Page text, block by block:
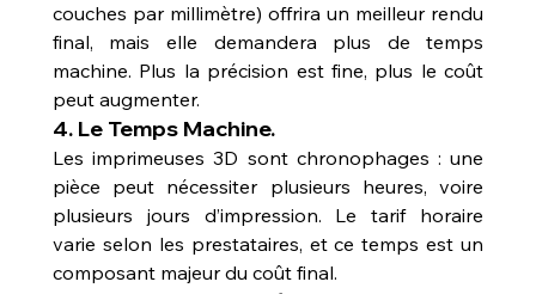
couches par millimètre) offrira un meilleur rendu
final, mais elle demandera plus de temps
machine. Plus la précision est fine, plus le coût
peut augmenter.
4. Le Temps Machine.
Les imprimeuses 3D sont chronophages : une
pièce peut nécessiter plusieurs heures, voire
plusieurs jours d’impression. Le tarif horaire
varie selon les prestataires, et ce temps est un
composant majeur du coût final.